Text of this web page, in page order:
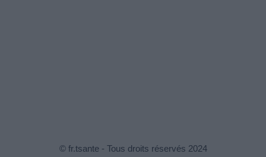
© fr.tsante - Tous droits réservés 2024